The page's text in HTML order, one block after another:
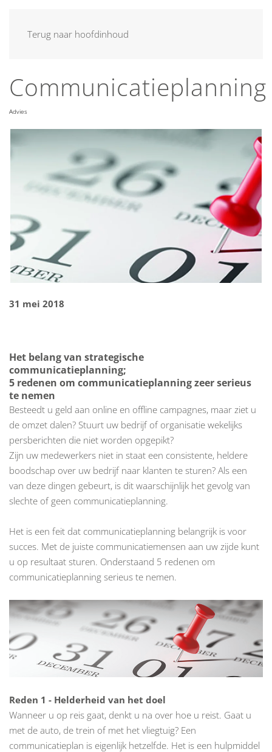
Terug naar hoofdinhoud
Communicatieplanning
Advies
31 mei 2018
Het belang van strategische
communicatieplanning;
5 redenen om communicatieplanning zeer serieus
te nemen
Besteedt u geld aan online en offline campagnes, maar ziet u
de omzet dalen? Stuurt uw bedrijf of organisatie wekelijks
persberichten die niet worden opgepikt?
Zijn uw medewerkers niet in staat een consistente, heldere
boodschap over uw bedrijf naar klanten te sturen? Als een
van deze dingen gebeurt, is dit waarschijnlijk het gevolg van
slechte of geen communicatieplanning.
Het is een feit dat communicatieplanning belangrijk is voor
succes. Met de juiste communicatiemensen aan uw zijde kunt
u op resultaat sturen. Onderstaand 5 redenen om
communicatieplanning serieus te nemen.
Reden 1 - Helderheid van het doel
Wanneer u op reis gaat, denkt u na over hoe u reist. Gaat u
met de auto, de trein of met het vliegtuig? Een
communicatieplan is eigenlijk hetzelfde. Het is een hulpmiddel